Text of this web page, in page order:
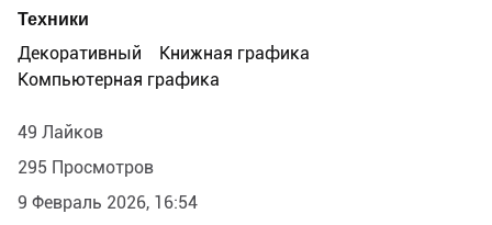
Техники
Декоративный
Книжная графика
Компьютерная графика
49 Лайков
295 Просмотров
9 Февраль 2026, 16:54